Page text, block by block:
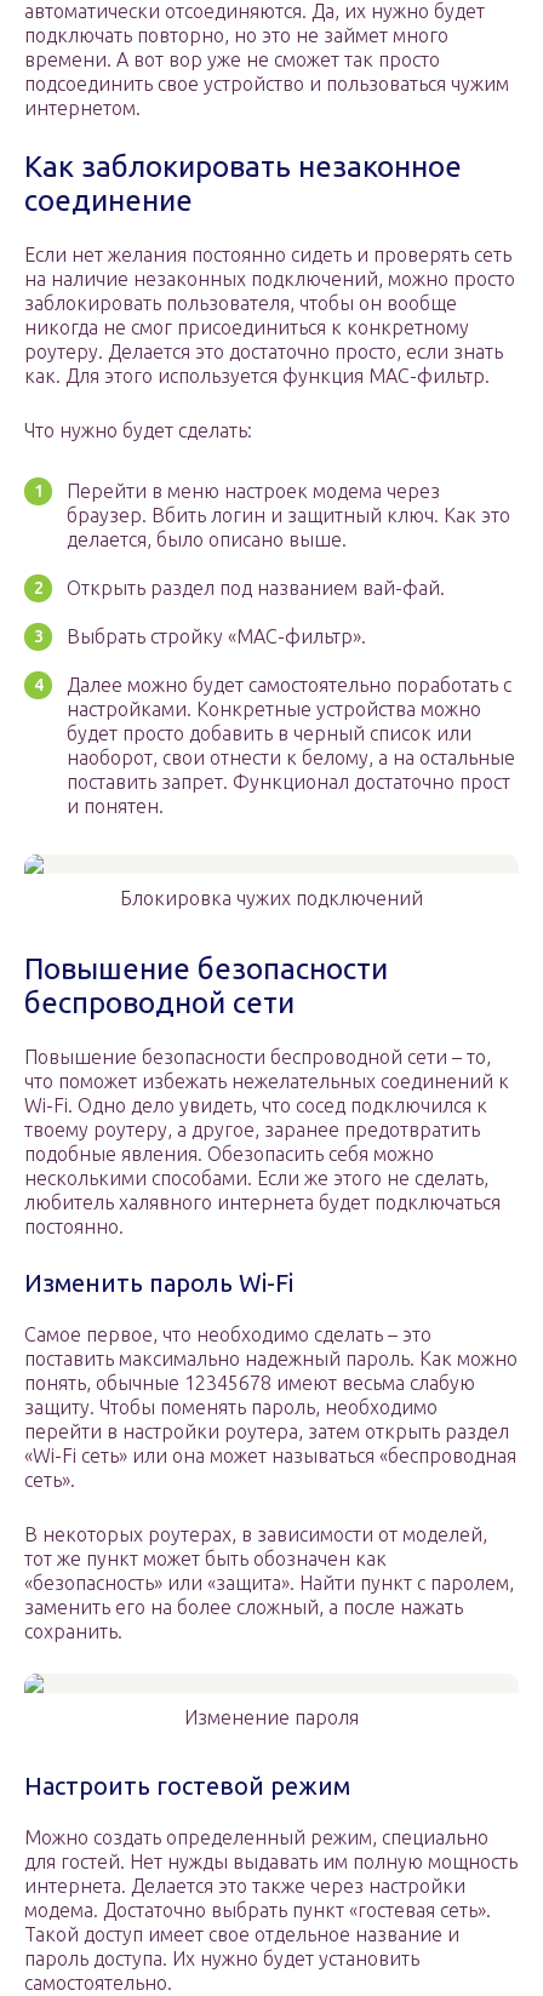
автоматически отсоединяются. Да, их нужно будет
подключать повторно, но это не займет много
времени. А вот вор уже не сможет так просто
подсоединить свое устройство и пользоваться чужим
интернетом.
Как заблокировать незаконное
соединение
Если нет желания постоянно сидеть и проверять сеть
на наличие незаконных подключений, можно просто
заблокировать пользователя, чтобы он вообще
никогда не смог присоединиться к конкретному
роутеру. Делается это достаточно просто, если знать
как. Для этого используется функция МАС-фильтр.
Что нужно будет сделать:
Перейти в меню настроек модема через
браузер. Вбить логин и защитный ключ. Как это
делается, было описано выше.
Открыть раздел под названием вай-фай.
Выбрать стройку «МАС-фильтр».
Далее можно будет самостоятельно поработать с
настройками. Конкретные устройства можно
будет просто добавить в черный список или
наоборот, свои отнести к белому, а на остальные
поставить запрет. Функционал достаточно прост
и понятен.
Блокировка чужих подключений
Повышение безопасности
беспроводной сети
Повышение безопасности беспроводной сети – то,
что поможет избежать нежелательных соединений к
Wi-Fi. Одно дело увидеть, что сосед подключился к
твоему роутеру, а другое, заранее предотвратить
подобные явления. Обезопасить себя можно
несколькими способами. Если же этого не сделать,
любитель халявного интернета будет подключаться
постоянно.
Изменить пароль Wi-Fi
Самое первое, что необходимо сделать – это
поставить максимально надежный пароль. Как можно
понять, обычные 12345678 имеют весьма слабую
защиту. Чтобы поменять пароль, необходимо
перейти в настройки роутера, затем открыть раздел
«Wi-Fi сеть» или она может называться «беспроводная
сеть».
В некоторых роутерах, в зависимости от моделей,
тот же пункт может быть обозначен как
«безопасность» или «защита». Найти пункт с паролем,
заменить его на более сложный, а после нажать
сохранить.
Изменение пароля
Настроить гостевой режим
Можно создать определенный режим, специально
для гостей. Нет нужды выдавать им полную мощность
интернета. Делается это также через настройки
модема. Достаточно выбрать пункт «гостевая сеть».
Такой доступ имеет свое отдельное название и
пароль доступа. Их нужно будет установить
самостоятельно.